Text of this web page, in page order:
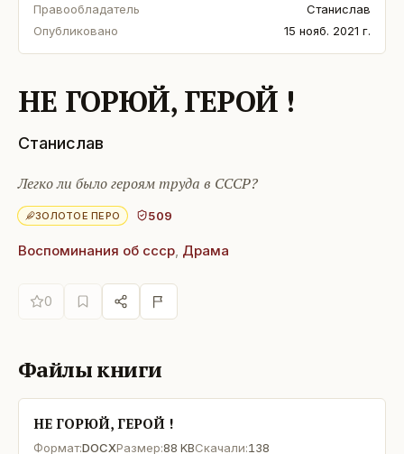
Правообладатель
Станислав
Опубликовано
15 нояб. 2021 г.
НЕ ГОРЮЙ, ГЕРОЙ !
Станислав
Легко ли было героям труда в СССР?
ЗОЛОТОЕ ПЕРО 509
Воспоминания об ссср, Драма
0
Файлы книги
НЕ ГОРЮЙ, ГЕРОЙ !
Формат:DOCXРазмер:88 KBСкачали:138